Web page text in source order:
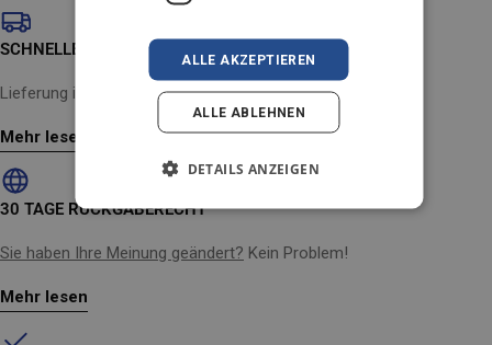
SCHNELLE LIEFERUNG
Lieferung innerhalb von 2-4 Werktagen
Mehr lesen
30 TAGE RÜCKGABERECHT
Sie haben Ihre Meinung geändert? Kein Problem!
Mehr lesen
ALLE AKZEPTIEREN
ALLE ABLEHNEN
DETAILS ANZEIGEN